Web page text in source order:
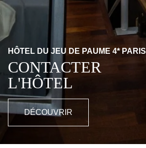
HÔTEL DU JEU DE PAUME 4* PARIS
CONTACTER
L'HÔTEL
DÉCOUVRIR